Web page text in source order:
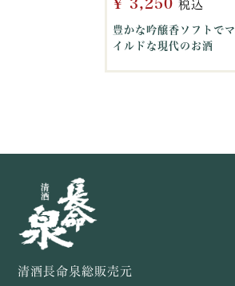
¥ 3,250 税込
豊かな吟醸香ソフトでマ
イルドな現代のお酒
清酒長命泉総販売元